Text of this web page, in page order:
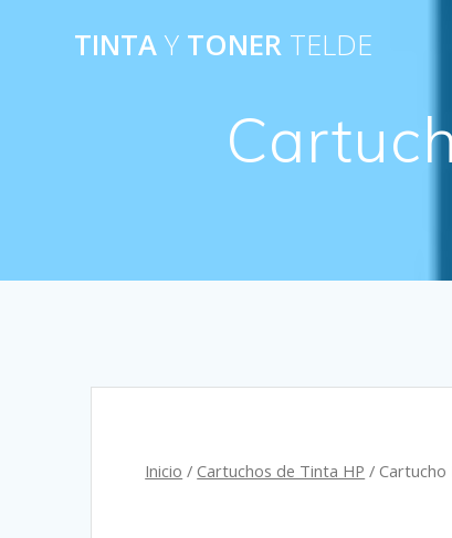
TINTA Y TONER TELDE
Inicio / Cartuchos de Tinta HP / Cartucho